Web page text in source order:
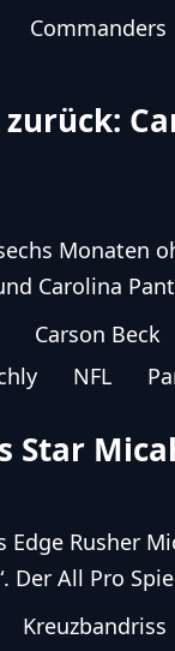
Commanders
zurück:
Monaten
Carolina
Carson Beck
NFL
Star
Edge Rusher
Der All Pro
Kreuzbandriss